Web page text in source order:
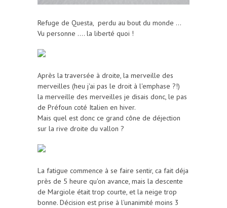
Refuge de Questa, perdu au bout du monde ...
Vu personne .... la liberté quoi !
Après la traversée à droite, la merveille des
merveilles (heu j'ai pas le droit à l'emphase ?!)
la merveille des merveilles je disais donc, le pas
de Préfoun coté Italien en hiver.
Mais quel est donc ce grand cône de déjection
sur la rive droite du vallon ?
La fatigue commence à se faire sentir, ca fait déja
près de 5 heure qu'on avance, mais la descente
de Margiole était trop courte, et la neige trop
bonne. Décision est prise à l'unanimité moins 3